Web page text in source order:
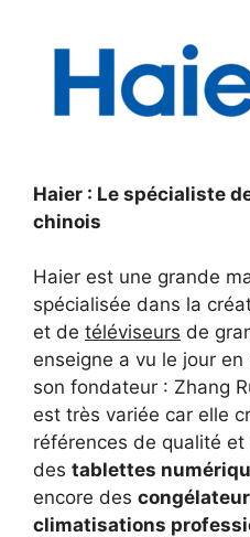
Haier : Le spécialiste
chinois
Haier est une grande
spécialisée dans la
et de téléviseurs de
enseigne a vu le jour en
son fondateur : Zhang
est très variée car elle
références de qualité
des tablettes
encore des
climatisations